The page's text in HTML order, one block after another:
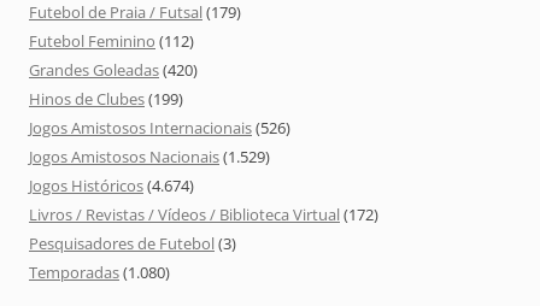
Futebol de Praia / Futsal(179)
Futebol Feminino (112)
Grandes Goleadas(420)
Hinos de Clubes(199)
Jogos Amistosos Internacionais(526)
Jogos Amistosos Nacionais(1.529)
Jogos Históricos(4.674)
Livros / Revistas / Vídeos / Biblioteca Virtual(172)
Pesquisadores de Futebol(3)
Temporadas(1.080)